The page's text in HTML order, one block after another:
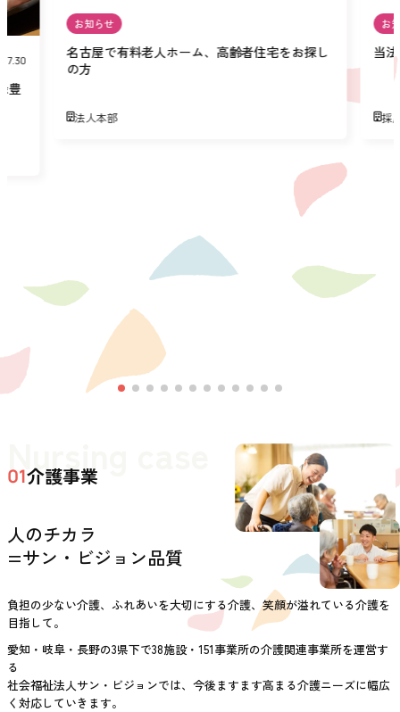
豊
お知らせ
名古屋で有料老人ホーム、高齢者住宅をお探し
の方
法人本部
お
当
採
Nursing case
01介護事業
人のチカラ
=サン・ビジョン品質
負担の少ない介護、ふれあいを大切にする介護、笑顔が溢れている介護を
目指して。
愛知・岐阜・長野の3県下で38施設・151事業所の介護関連事業所を運営す
る
社会福祉法人サン・ビジョンでは、今後ますます高まる介護ニーズに幅広
く対応していきます。